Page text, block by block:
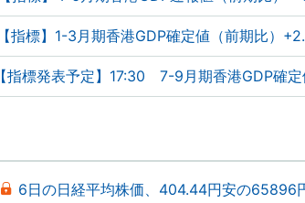
【指標】1-3月期香港GDP確定値（前期比）
【指標発表予定】17:30 7-9月期香港GDP確定
6日の日経平均株価、404.44円安の65896